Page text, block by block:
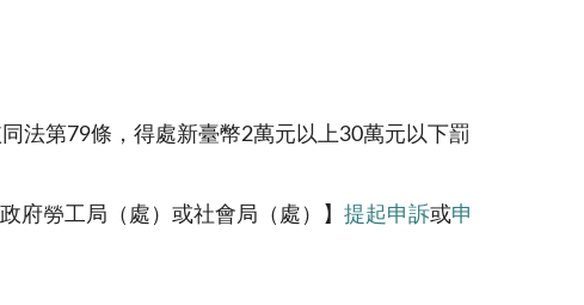
法第79條，得處新臺幣2萬元以上30萬元以下罰
府勞工局（處）或社會局（處）】 提起申訴或申